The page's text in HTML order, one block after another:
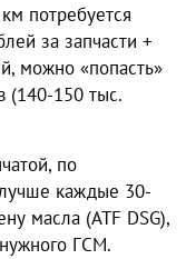
потребуется
за запчасти +
можно «попасть»
(140-150 тыс.
по
каждые 30-
масла (ATF DSG),
ГСМ.